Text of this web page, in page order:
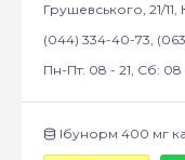
Грушевського, 21/11,
(044) 334-40-73,
Пн-Пт: 08 - 21, Сб: 08
Ібунорм 400 мг